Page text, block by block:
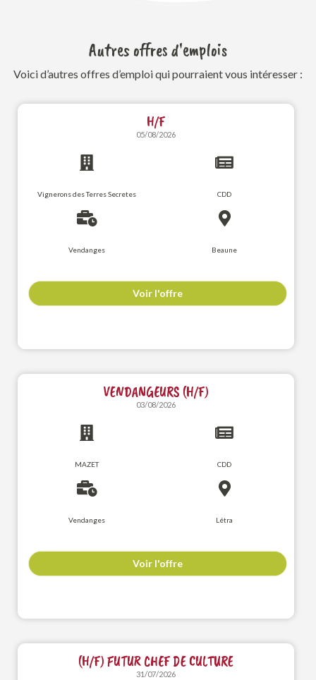
Autres offres d'emplois
Voici d’autres offres d’emploi qui pourraient vous intéresser :
H/F
05/08/2026
Vignerons des Terres Secretes CDD
Vendanges Beaune
Voir l'offre
VENDANGEURS (H/F)
03/08/2026
MAZET CDD
Vendanges Létra
Voir l'offre
(H/F) FUTUR CHEF DE CULTURE
31/07/2026